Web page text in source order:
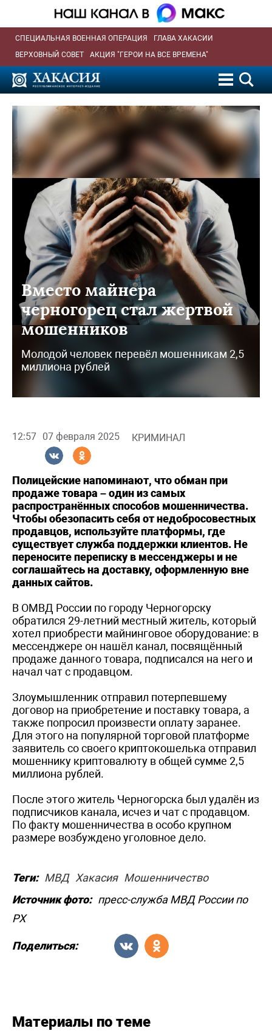
СПЕЦИАЛЬНАЯ ВОЕННАЯ ОПЕРАЦИЯ
ГЛАВА ХАКАСИИ
ВЕРХОВНЫЙ СОВЕТ
АКЦИЯ "ГЕРОИ НА ВСЕ ВРЕМЕНА"
Вместо майнера
черногорец стал жертвой
мошенников
Молодой человек перевёл мошенникам 2,5
миллиона рублей
12:57 07 февраля 2025 КРИМИНАЛ
Полицейские напоминают, что обман при
продаже товара – один из самых
распространённых способов мошенничества.
Чтобы обезопасить себя от недобросовестных
продавцов, используйте платформы, где
существует служба поддержки клиентов. Не
переносите переписку в мессенджеры и не
соглашайтесь на доставку, оформленную вне
данных сайтов.
В ОМВД России по городу Черногорску
обратился 29-летний местный житель, который
хотел приобрести майнинговое оборудование: в
мессенджере он нашёл канал, посвящённый
продаже данного товара, подписался на него и
начал чат с продавцом.
Злоумышленник отправил потерпевшему
договор на приобретение и поставку товара, а
также попросил произвести оплату заранее.
Для этого на популярной торговой платформе
заявитель со своего криптокошелька отправил
мошеннику криптовалюту в общей сумме 2,5
миллиона рублей.
После этого житель Черногорска был удалён из
подписчиков канала, исчез и чат с продавцом.
По факту мошенничества в особо крупном
размере возбуждено уголовное дело.
Теги: МВД Хакасия Мошенничество
Источник фото: пресс-служба МВД России по
РХ
Поделиться:
Материалы по теме